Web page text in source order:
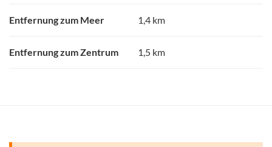
Entfernung zum Meer 1,4 km
Entfernung zum Zentrum 1,5 km